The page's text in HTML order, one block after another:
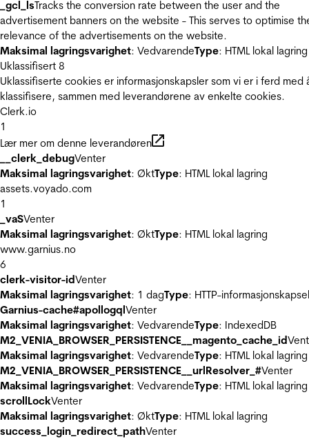
_gcl_lsTracks the conversion rate between the user and the
advertisement banners on the website - This serves to optimise
relevance of the advertisements on the website.
Maksimal lagringsvarighet: VedvarendeType: HTML lokal lagring
Uklassifisert 8
Uklassifiserte cookies er informasjonskapsler som vi er i ferd med
klassifisere, sammen med leverandørene av enkelte cookies.
Clerk.io
1
Lær mer om denne leverandøren
__clerk_debugVenter
Maksimal lagringsvarighet: ØktType: HTML lokal lagring
assets.voyado.com
1
_vaSVenter
Maksimal lagringsvarighet: ØktType: HTML lokal lagring
www.garnius.no
6
clerk-visitor-idVenter
Maksimal lagringsvarighet: 1 dagType: HTTP-informasjonskapsel
Garnius-cache#apollogqlVenter
Maksimal lagringsvarighet: VedvarendeType: IndexedDB
M2_VENIA_BROWSER_PERSISTENCE__magento_cache_id
Maksimal lagringsvarighet: VedvarendeType: HTML lokal lagring
M2_VENIA_BROWSER_PERSISTENCE__urlResolver_#Venter
Maksimal lagringsvarighet: VedvarendeType: HTML lokal lagring
scrollLockVenter
Maksimal lagringsvarighet: ØktType: HTML lokal lagring
success_login_redirect_pathVenter